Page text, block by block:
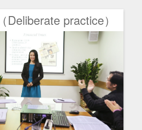
Deliberate practice）